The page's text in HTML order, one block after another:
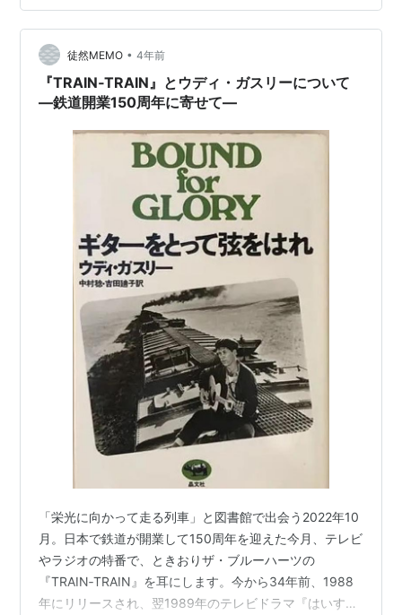
芸につかえるかもわからない。 以上、報告おわり。 ラン
キング参加中雑談 アーリー・イヤーズVol.2 アーティス
ト:トム・ウェイツ Msi Amazon
徒然MEMO • 4年前
『TRAIN‐TRAIN』とウディ・ガスリーについて
―鉄道開業150周年に寄せて―
「栄光に向かって走る列車」と図書館で出会う2022年10
月。日本で鉄道が開業して150周年を迎えた今月、テレビ
やラジオの特番で、ときおりザ・ブルーハーツの
『TRAIN‐TRAIN』を耳にします。今から34年前、1988
年にリリースされ、翌1989年のテレビドラマ『はいすく